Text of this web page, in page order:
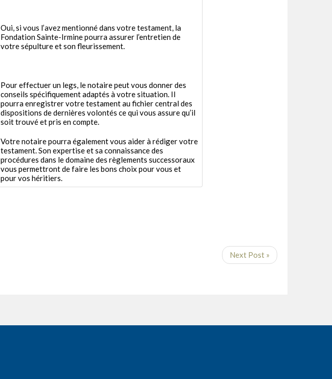
Oui, si vous l’avez mentionné dans votre testament, la
Fondation Sainte-Irmine pourra assurer l’entretien de
votre sépulture et son fleurissement.
Pour effectuer un legs, le notaire peut vous donner des
conseils spécifiquement adaptés à votre situation. Il
pourra enregistrer votre testament au fichier central des
dispositions de dernières volontés ce qui vous assure qu’il
soit trouvé et pris en compte.
Votre notaire pourra également vous aider à rédiger votre
testament. Son expertise et sa connaissance des
procédures dans le domaine des règlements successoraux
vous permettront de faire les bons choix pour vous et
pour vos héritiers.
Next Post »